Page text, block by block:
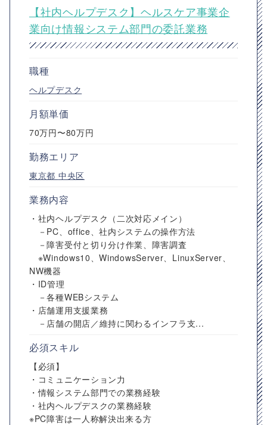
【社内ヘルプデスク】ヘルスケア事業企
業向け情報システム部門の委託業務
職種
ヘルプデスク
月額単価
70万円〜80万円
勤務エリア
東京都 中央区
業務内容
・社内ヘルプデスク（二次対応メイン）
－PC、office、社内システムの操作方法
－障害受付と切り分け作業、障害調査
※Windows10、WindowsServer、LinuxServer、
NW機器
・ID管理
－各種WEBシステム
・店舗運用支援業務
－店舗の開店／維持に関わるインフラ支...
必須スキル
【必須】
・コミュニケーション力
・情報システム部門での業務経験
・社内ヘルプデスクの業務経験
※PC障害は一人称解決出来る方